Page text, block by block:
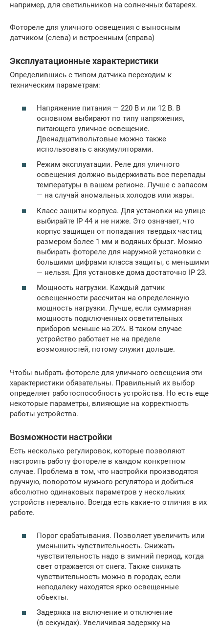
например, для светильников на солнечных батареях.
Фотореле для уличного освещения с выносным
датчиком (слева) и встроенным (справа)
Эксплуатационные характеристики
Определившись с типом датчика переходим к
техническим параметрам:
Напряжение питания — 220 В и ли 12 В. В
основном выбирают по типу напряжения,
питающего уличное освещение.
Двенадцативольтовые можно также
использовать с аккумуляторами.
Режим эксплуатации. Реле для уличного
освещения должно выдерживать все перепады
температуры в вашем регионе. Лучше с запасом
— на случай аномальных холодов или жары.
Класс защиты корпуса. Для установки на улице
выбирайте IP 44 и не ниже. Это означает, что
корпус защищен от попадания твердых частиц
размером более 1 мм и водяных брызг. Можно
выбирать фотореле для наружной установки с
большими цифрами класса защиты, с меньшими
— нельзя. Для установке дома достаточно IP 23.
Мощность нагрузки. Каждый датчик
освещенности рассчитан на определенную
мощность нагрузки. Лучше, если суммарная
мощность подключенных осветительных
приборов меньше на 20%. В таком случае
устройство работает не на пределе
возможностей, потому служит дольше.
Чтобы выбрать фотореле для уличного освещения эти
характеристики обязательны. Правильный их выбор
определяет работоспособность устройства. Но есть еще
некоторые параметры, влияющие на корректность
работы устройства.
Возможности настройки
Есть несколько регулировок, которые позволяют
настроить работу фотореле в каждом конкретном
случае. Проблема в том, что настройки производятся
вручную, поворотом нужного регулятора и добиться
абсолютно одинаковых параметров у нескольких
устройств нереально. Всегда есть какие-то отличия в их
работе.
Порог срабатывания. Позволяет увеличить или
уменьшить чувствительность. Снижать
чувствительность надо в зимний период, когда
свет отражается от снега. Также снижать
чувствительность можно в городах, если
неподалеку находятся ярко освещенные
объекты.
Задержка на включение и отключение
(в секундах). Увеличивая задержку на